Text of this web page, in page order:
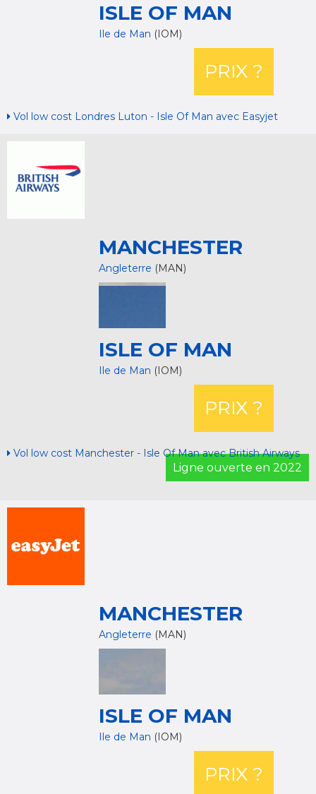
ISLE OF MAN
Ile de Man (IOM)
PRIX ?
Vol low cost Londres Luton - Isle Of Man avec Easyjet
MANCHESTER
Angleterre (MAN)
ISLE OF MAN
Ile de Man (IOM)
PRIX ?
Vol low cost Manchester - Isle Of Man avec British Airways
Ligne ouverte en 2022
MANCHESTER
Angleterre (MAN)
ISLE OF MAN
Ile de Man (IOM)
PRIX ?